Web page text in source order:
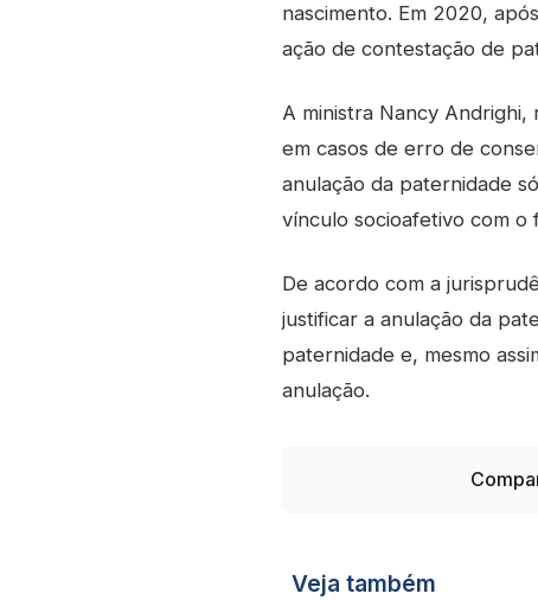
nascimento. Em 2020,
ação de contestação de
A ministra Nancy
em casos de erro de
anulação da paternidade
vínculo socioafetivo com o
De acordo com a
justificar a anulação da
paternidade e, mesmo
anulação.
Veja também